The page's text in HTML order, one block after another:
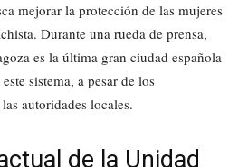
mejorar la protección de las mujeres
Durante una rueda de prensa,
es la última gran ciudad española
sistema, a pesar de los
autoridades locales.
de la Unidad